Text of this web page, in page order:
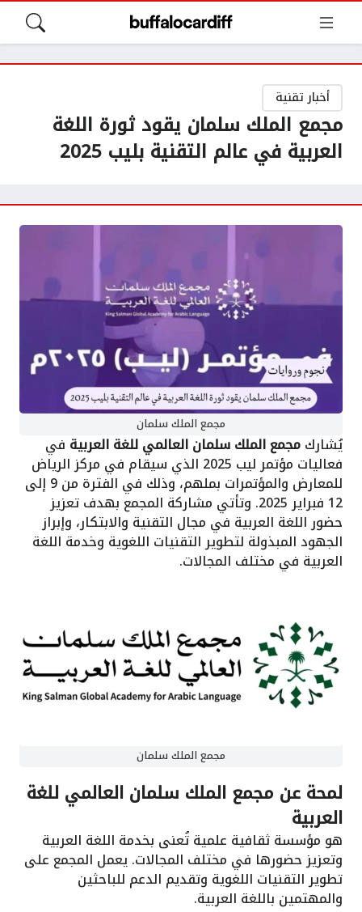
أخبار تقنية
مجمع الملك سلمان يقود ثورة اللغة
العربية في عالم التقنية بليب 2025
مجمع الملك سلمان
يُشاركمجمع الملك سلمان العالمي للغة العربية في
فعاليات مؤتمر ليب 2025 الذي سيقام في مركز الرياض
للمعارض والمؤتمرات بملهم، وذلك في الفترة من 9 إلى
12 فبراير 2025. وتأتي مشاركة المجمع بهدف تعزيز
حضور اللغة العربية في مجال التقنية والابتكار، وإبراز
الجهود المبذولة لتطوير التقنيات اللغوية وخدمة اللغة
العربية في مختلف المجالات.
مجمع الملك سلمان
لمحة عن مجمع الملك سلمان العالمي للغة
العربية
هو مؤسسة ثقافية علمية تُعنى بخدمة اللغة العربية
وتعزيز حضورها في مختلف المجالات. يعمل المجمع على
تطوير التقنيات اللغوية وتقديم الدعم للباحثين
والمهتمين باللغة العربية.